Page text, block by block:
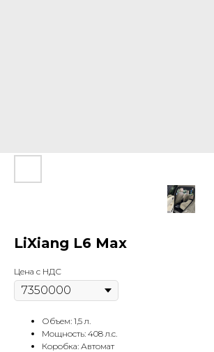
LiXiang L6 Max
Цена с НДС
Объем: 1,5 л.
Мощность: 408 л.с.
Коробка: Автомат